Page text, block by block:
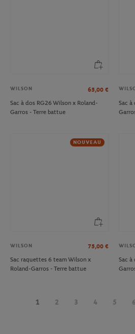
WILSON 65,00 €
Sac à dos RG26 Wilson x Roland-
Garros - Terre battue
Sac à
NOUVEAU
WILSON 75,00 €
Sac raquettes 6 team Wilson x
Roland-Garros - Terre battue
Sac à
1 2 3 4 5 6